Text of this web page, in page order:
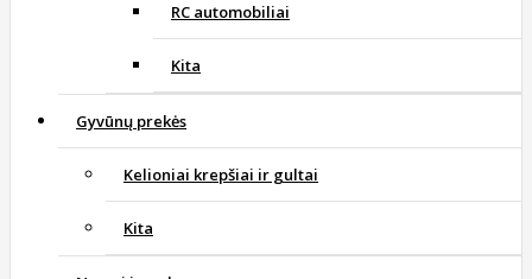
RC automobiliai
Kita
Gyvūnų prekės
Kelioniai krepšiai ir gultai
Kita